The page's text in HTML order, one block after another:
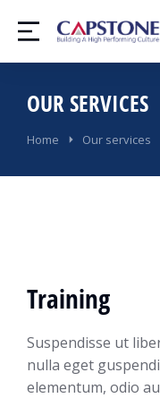
OUR SERVICES
You are here:
Home Our services
Training
Suspendisse ut
nulla eget
elementum, odio